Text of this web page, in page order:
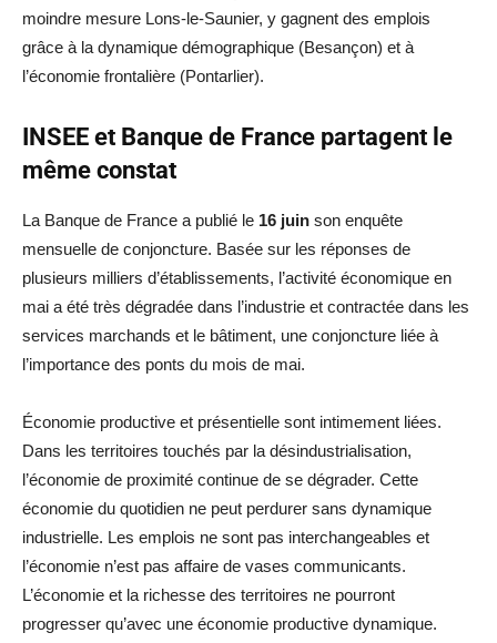
moindre mesure Lons-le-Saunier, y gagnent des emplois
grâce à la dynamique démographique (Besançon) et à
l’économie frontalière (Pontarlier).
INSEE et Banque de France partagent le
même constat
La Banque de France a publié le 16 juin son enquête
mensuelle de conjoncture. Basée sur les réponses de
plusieurs milliers d’établissements, l’activité économique en
mai a été très dégradée dans l’industrie et contractée dans les
services marchands et le bâtiment, une conjoncture liée à
l’importance des ponts du mois de mai.
Économie productive et présentielle sont intimement liées.
Dans les territoires touchés par la désindustrialisation,
l’économie de proximité continue de se dégrader. Cette
économie du quotidien ne peut perdurer sans dynamique
industrielle. Les emplois ne sont pas interchangeables et
l’économie n’est pas affaire de vases communicants.
L’économie et la richesse des territoires ne pourront
progresser qu’avec une économie productive dynamique.